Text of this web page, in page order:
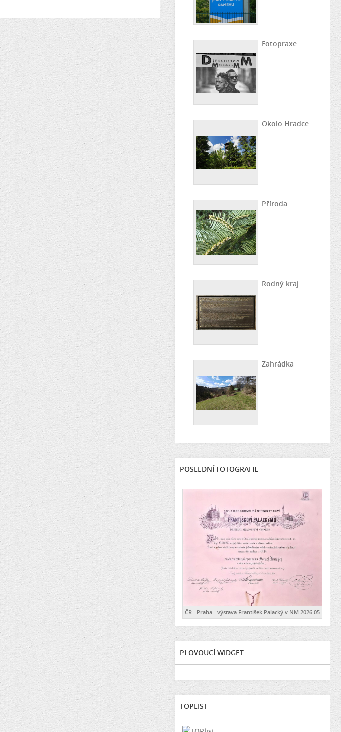
Fotopraxe
Okolo Hradce
Příroda
Rodný kraj
Zahrádka
POSLEDNÍ FOTOGRAFIE
ČR - Praha - výstava František Palacký v NM 2026 05
PLOVOUCÍ WIDGET
TOPLIST